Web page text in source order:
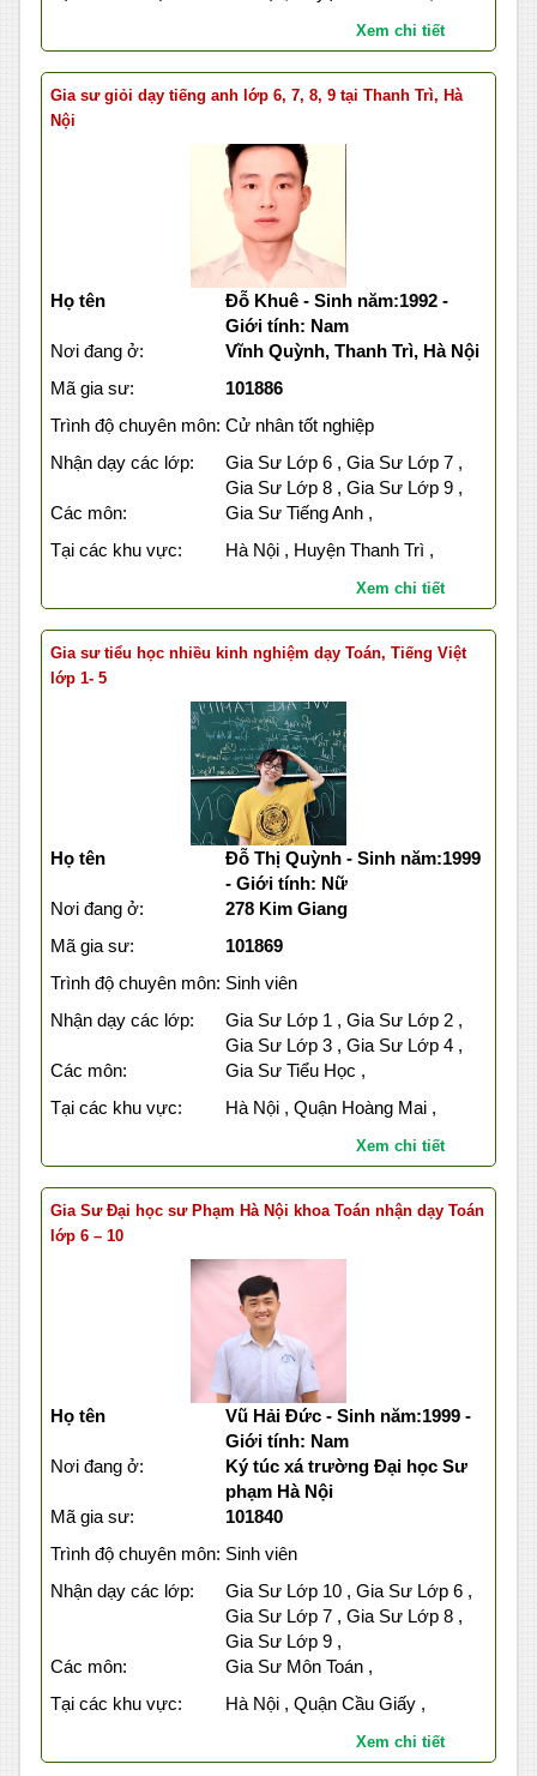
Xem chi tiết
Gia sư giỏi dạy tiếng anh lớp 6, 7, 8, 9 tại Thanh Trì, Hà
Nội
Họ tên
Đỗ Khuê - Sinh năm:1992 -
Giới tính: Nam
Nơi đang ở:
Vĩnh Quỳnh, Thanh Trì, Hà Nội
Mã gia sư:
101886
Trình độ chuyên môn: Cử nhân tốt nghiệp
Nhận dạy các lớp:
Gia Sư Lớp 6 , Gia Sư Lớp 7 ,
Gia Sư Lớp 8 , Gia Sư Lớp 9 ,
Các môn:
Gia Sư Tiếng Anh ,
Tại các khu vực:
Hà Nội , Huyện Thanh Trì ,
Xem chi tiết
Gia sư tiểu học nhiều kinh nghiệm dạy Toán, Tiếng Việt
lớp 1- 5
Họ tên
Đỗ Thị Quỳnh - Sinh năm:1999
- Giới tính: Nữ
Nơi đang ở:
278 Kim Giang
Mã gia sư:
101869
Trình độ chuyên môn: Sinh viên
Nhận dạy các lớp:
Gia Sư Lớp 1 , Gia Sư Lớp 2 ,
Gia Sư Lớp 3 , Gia Sư Lớp 4 ,
Các môn:
Gia Sư Tiểu Học ,
Tại các khu vực:
Hà Nội , Quận Hoàng Mai ,
Xem chi tiết
Gia Sư Đại học sư Phạm Hà Nội khoa Toán nhận dạy Toán
lớp 6 – 10
Họ tên
Vũ Hải Đức - Sinh năm:1999 -
Giới tính: Nam
Nơi đang ở:
Ký túc xá trường Đại học Sư
phạm Hà Nội
Mã gia sư:
101840
Trình độ chuyên môn: Sinh viên
Nhận dạy các lớp:
Gia Sư Lớp 10 , Gia Sư Lớp 6 ,
Gia Sư Lớp 7 , Gia Sư Lớp 8 ,
Gia Sư Lớp 9 ,
Các môn:
Gia Sư Môn Toán ,
Tại các khu vực:
Hà Nội , Quận Cầu Giấy ,
Xem chi tiết